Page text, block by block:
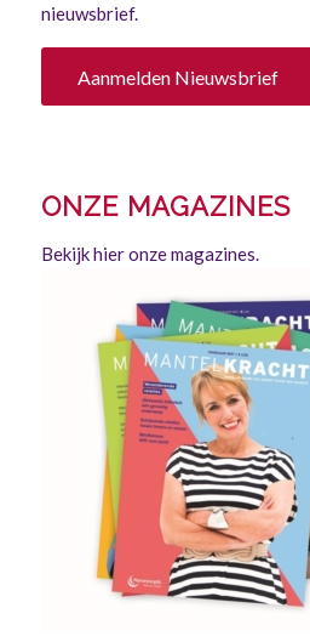
nieuwsbrief.
Aanmelden Nieuwsbrief
ONZE MAGAZINES
Bekijk hier onze magazines.